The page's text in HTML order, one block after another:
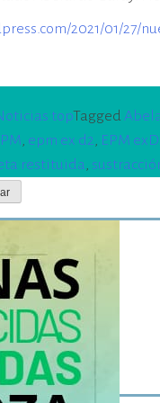
2021/01/
topTagged
, epm ex d2, EPM
restituida,